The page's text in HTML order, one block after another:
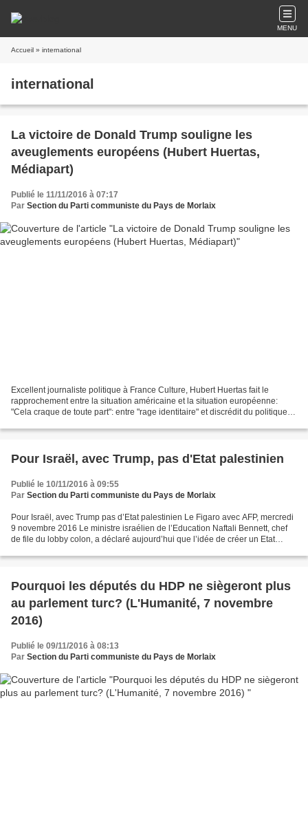
MENU
Accueil » international
international
La victoire de Donald Trump souligne les
aveuglements européens (Hubert Huertas,
Médiapart)
Publié le 11/11/2016 à 07:17
Par Section du Parti communiste du Pays de Morlaix
Excellent journaliste politique à France Culture, Hubert Huertas fait le
rapprochement entre la situation américaine et la situation européenne:
"Cela craque de toute part": entre "rage identitaire" et discrédit du politique
Pour Israël, avec Trump, pas d'Etat palestinien
Publié le 10/11/2016 à 09:55
Par Section du Parti communiste du Pays de Morlaix
Pour Israël, avec Trump pas d’Etat palestinien Le Figaro avec AFP, mercredi
9 novembre 2016 Le ministre israélien de l’Education Naftali Bennett, chef
de file du lobby colon, a déclaré aujourd’hui que l’idée de créer un Etat
Pourquoi les députés du HDP ne siègeront plus
au parlement turc? (L'Humanité, 7 novembre
2016)
Publié le 09/11/2016 à 08:13
Par Section du Parti communiste du Pays de Morlaix